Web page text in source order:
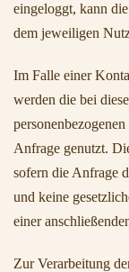
eingeloggt, kann
dem jeweiligen
Im Falle einer
werden die bei
Anfrage genutzt.
sofern die Anfrage
und keine
einer
Zur Verarbeitung